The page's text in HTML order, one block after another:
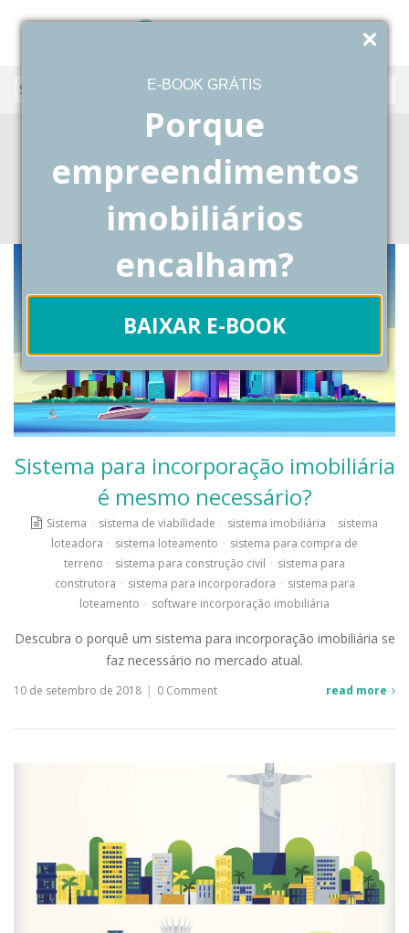
E-BOOK GRÁTIS
Porque
empreendimentos
imobiliários
encalham?
BAIXAR E-BOOK
sistema para construção
Sistema para incorporação imobiliária
é mesmo necessário?
Sistema · sistema de viabilidade · sistema imobiliária · sistema
loteadora · sistema loteamento · sistema para compra de
terreno · sistema para construção civil · sistema para
construtora · sistema para incorporadora · sistema para
loteamento · software incorporação imobiliária
Descubra o porquê um sistema para incorporação imobiliária se
faz necessário no mercado atual.
10 de setembro de 2018 | 0 Comment read more